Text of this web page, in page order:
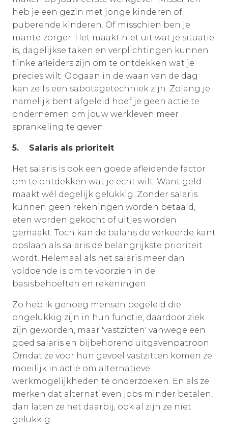
heb je een gezin met jonge kinderen of
puberende kinderen. Of misschien ben je
mantelzorger. Het maakt niet uit wat je situatie
is, dagelijkse taken en verplichtingen kunnen
flinke afleiders zijn om te ontdekken wat je
precies wilt. Opgaan in de waan van de dag
kan zelfs een sabotagetechniek zijn. Zolang je
namelijk bent afgeleid hoef je geen actie te
ondernemen om jouw werkleven meer
sprankeling te geven.
5. Salaris als prioriteit
Het salaris is ook een goede afleidende factor
om te ontdekken wat je echt wilt. Want geld
maakt wél degelijk gelukkig. Zonder salaris
kunnen geen rekeningen worden betaald,
eten worden gekocht of uitjes worden
gemaakt. Toch kan de balans de verkeerde kant
opslaan als salaris de belangrijkste prioriteit
wordt. Helemaal als het salaris meer dan
voldoende is om te voorzien in de
basisbehoeften en rekeningen.
Zo heb ik genoeg mensen begeleid die
ongelukkig zijn in hun functie, daardoor ziek
zijn geworden, maar 'vastzitten' vanwege een
goed salaris en bijbehorend uitgavenpatroon.
Omdat ze voor hun gevoel vastzitten komen ze
moeilijk in actie om alternatieve
werkmogelijkheden te onderzoeken. En als ze
merken dat alternatieven jobs minder betalen,
dan laten ze het daarbij, ook al zijn ze niet
gelukkig.